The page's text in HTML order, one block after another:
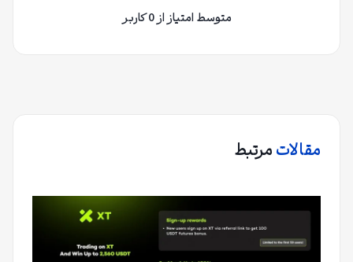
متوسط امتیاز از 0 کاربر
مقالاتمرتبط